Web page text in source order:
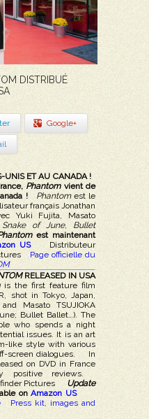
DISTRIBUÉ
Google+
UNIS ET AU CANADA !
Phantomvient de
!
Phantomest le
français Jonathan
Yuki Fujita, Masato
of June, Bullet
est maintenant
USDistributeur
Page officielle du
RELEASED IN USA
is the first feature film
shot in Tokyo, Japan,
Masato TSUJIOKA
Bullet Ballet…). The
who spends a night
issues. It is an art
like style with various
screen dialogues. In
on DVD in France
positive reviews.
Pictures Update
onAmazon US
Press kit, images and